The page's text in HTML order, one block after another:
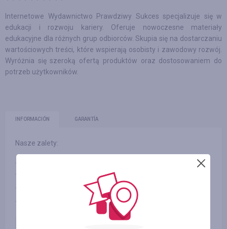
Internetowe Wydawnictwo Prawdziwy Sukces specjalizuje się w
edukacji i rozwoju kariery. Oferuje nowoczesne materiały
edukacyjne dla różnych grup odbiorców. Skupia się na dostarczaniu
wartościowych treści, które wspierają osobisty i zawodowy rozwój.
Wyróżnia się szeroką ofertą produktów oraz dostosowaniem do
potrzeb użytkowników.
INFORMACIÓN GARANTÍA
Nasze zalety:
- Gwarancja satysfakcji
- Ekspresowa dostawa
- 100 dni na odstąpienie od umowy
- Polski wydawca